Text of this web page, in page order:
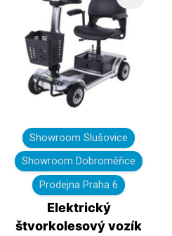
Showroom Slušovice
Showroom Dobroměřice
Prodejna Praha 6
Elektrický
štvorkolesový vozík